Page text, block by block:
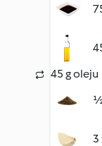
45 g oleju
½
3